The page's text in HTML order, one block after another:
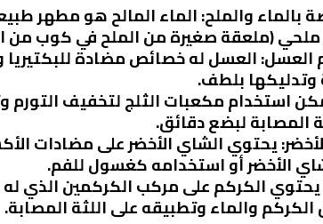
بالماء والملح: الماء المالح هو مطهر
(ملعقة صغيرة من الملح في كوب من
العسل: العسل له خصائص مضادة
وتدليكها بلطف.
استخدام مكعبات الثلج لتخفيف
المصابة لبضع دقائق.
: يحتوي الشاي الأخضر على مضادات
الأخضر أو استخدامه كغسول للفم.
الكركم على مركب الكركمين الذي
والماء وتطبيقه على اللثة المصابة.